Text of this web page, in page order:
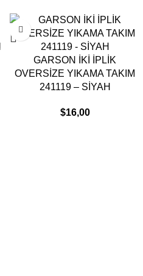
GARSON İKİ İPLİK
OVERSİZE YIKAMA TAKIM
241119 – SİYAH
$16,00